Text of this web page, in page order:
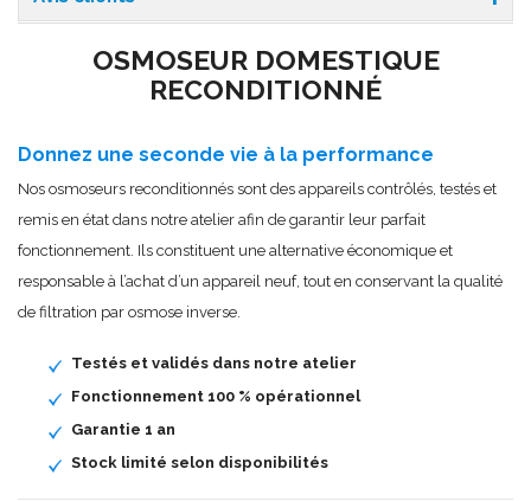
OSMOSEUR DOMESTIQUE
RECONDITIONNÉ
Donnez une seconde vie à la performance
Nos osmoseurs reconditionnés sont des appareils contrôlés, testés et
remis en état dans notre atelier afin de garantir leur parfait
fonctionnement. Ils constituent une alternative économique et
responsable à l’achat d’un appareil neuf, tout en conservant la qualité
de filtration par osmose inverse.
Testés et validés dans notre atelier
Fonctionnement 100 % opérationnel
Garantie 1 an
Stock limité selon disponibilités